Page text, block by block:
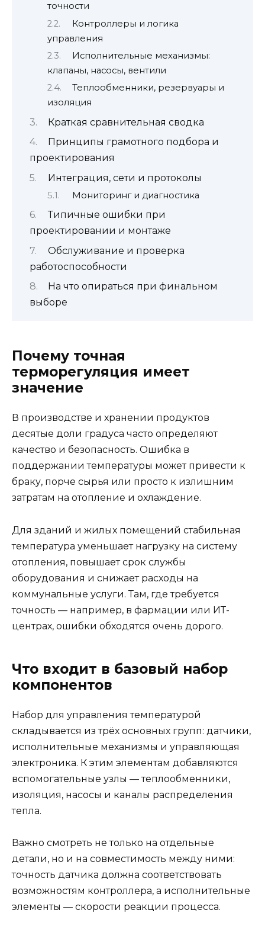
точности
Контроллеры и логика
управления
Исполнительные механизмы:
клапаны, насосы, вентили
Теплообменники, резервуары и
изоляция
Краткая сравнительная сводка
Принципы грамотного подбора и
проектирования
Интеграция, сети и протоколы
Мониторинг и диагностика
Типичные ошибки при
проектировании и монтаже
Обслуживание и проверка
работоспособности
На что опираться при финальном
выборе
Почему точная
терморегуляция имеет
значение
В производстве и хранении продуктов
десятые доли градуса часто определяют
качество и безопасность. Ошибка в
поддержании температуры может привести к
браку, порче сырья или просто к излишним
затратам на отопление и охлаждение.
Для зданий и жилых помещений стабильная
температура уменьшает нагрузку на систему
отопления, повышает срок службы
оборудования и снижает расходы на
коммунальные услуги. Там, где требуется
точность — например, в фармации или ИТ-
центрах, ошибки обходятся очень дорого.
Что входит в базовый набор
компонентов
Набор для управления температурой
складывается из трёх основных групп: датчики,
исполнительные механизмы и управляющая
электроника. К этим элементам добавляются
вспомогательные узлы — теплообменники,
изоляция, насосы и каналы распределения
тепла.
Важно смотреть не только на отдельные
детали, но и на совместимость между ними:
точность датчика должна соответствовать
возможностям контроллера, а исполнительные
элементы — скорости реакции процесса.